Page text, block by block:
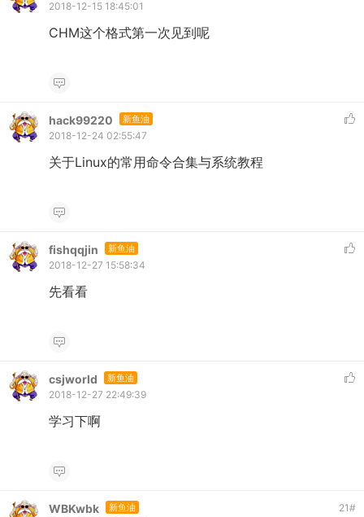
2018-12-15 18:45:01
CHM这个格式第一次见到呢
hack99220 新鱼油
2018-12-24 02:55:47
关于Linux的常用命令合集与系统教程
fishqqjin 新鱼油
2018-12-27 15:58:34
先看看
csjworld 新鱼油
2018-12-27 22:49:39
学习下啊
WBKwbk 新鱼油 21#